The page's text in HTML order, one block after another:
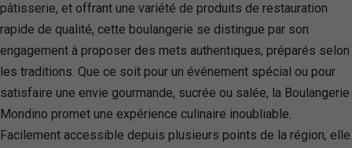
pâtisserie, et offrant une variété de produits de restauration
rapide de qualité, cette boulangerie se distingue par son
engagement à proposer des mets authentiques, préparés selon
les traditions. Que ce soit pour un événement spécial ou pour
satisfaire une envie gourmande, sucrée ou salée, la Boulangerie
Mondino promet une expérience culinaire inoubliable.
Facilement accessible depuis plusieurs points de la région, elle